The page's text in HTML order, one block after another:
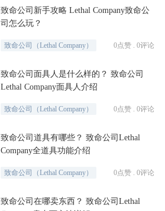
致命公司新手攻略 Lethal Company致命公
司怎么玩？
致命公司（Lethal Company） 0点赞 . 0评论
致命公司面具人是什么样的？ 致命公司
Lethal Company面具人介绍
致命公司（Lethal Company） 0点赞 . 0评论
致命公司道具有哪些？ 致命公司Lethal
Company全道具功能介绍
致命公司（Lethal Company） 0点赞 . 0评论
致命公司在哪卖东西？ 致命公司Lethal